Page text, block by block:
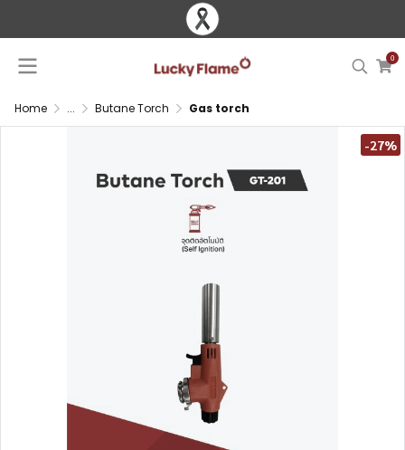
0
Home ... Butane Torch Gas torch
-27%